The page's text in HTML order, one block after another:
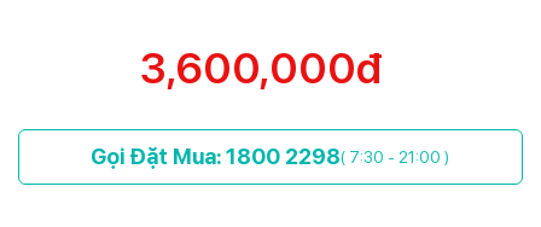
3,600,000đ
Gọi Đặt Mua: 1800 2298( 7:30 - 21:00 )